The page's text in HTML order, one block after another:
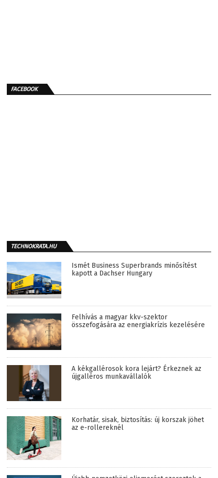
FACEBOOK
TECHNOKRATA.HU
Ismét Business Superbrands minősítést
kapott a Dachser Hungary
Felhívás a magyar kkv-szektor
összefogására az energiakrízis kezelésére
A kékgallérosok kora lejárt? Érkeznek az
újgalléros munkavállalók
Korhatár, sisak, biztosítás: új korszak jöhet
az e-rollereknél